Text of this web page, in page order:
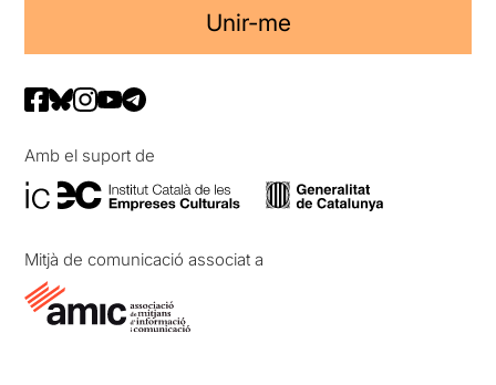
Unir-me
Amb el suport de
Mitjà de comunicació associat a